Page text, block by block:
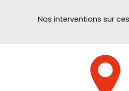
Nos interventions sur